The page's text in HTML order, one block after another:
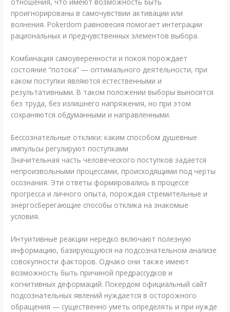
проигнорированы в самочувствии активации или
волнения. Pokerdom равновесия помогает интеграции
рациональных и предчувственных элементов выбора.
Комбинация самоуверенности и покоя порождает
состояние “потока” — оптимального деятельности, при
каком поступки являются естественными и
результативными. В таком положении выборы выносятся
без труда, без излишнего напряжения, но при этом
сохраняются обдуманными и направленными.
Бессознательные отклики: каким способом душевные
импульсы регулируют поступками
Значительная часть человеческого поступков задается
непроизвольными процессами, происходящими под черты
осознания. Эти ответы формировались в процессе
прогресса и личного опыта, порождая стремительные и
энергосберегающие способы отклика на знакомые
условия.
Интуитивные реакции нередко включают полезную
информацию, базирующуюся на подсознательном анализе
совокупности факторов. Однако они также имеют
возможность быть причиной предрассудков и
когнитивных деформаций. Покердом официальный сайт
подсознательных явлений нуждается в осторожного
обращения — существенно уметь определять и при нужде